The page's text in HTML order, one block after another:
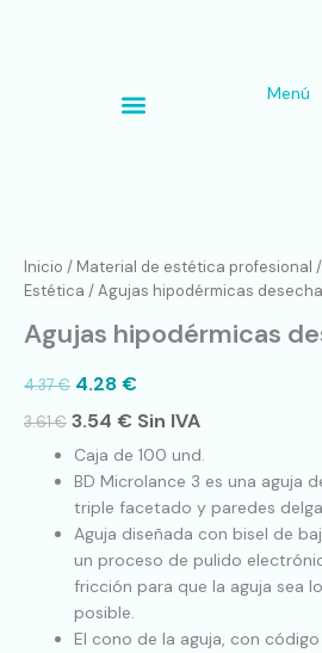
Menú
Inicio / Material de estética profesional /
Estética / Agujas hipodérmicas
Agujas hipodérmicas
4.37€ 4.28€
3.61€ 3.54 € Sin IVA
Caja de 100 und.
BD Microlance 3 es una aguja
triple facetado y paredes
Aguja diseñada con bisel de
un proceso de pulido
fricción para que la aguja sea
posible.
El cono de la aguja, con
cantidad